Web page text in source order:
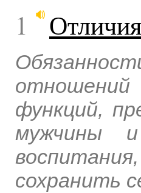
1
функций,
мужчины
сохранить